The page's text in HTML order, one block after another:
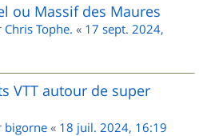
ou Massif des Maures
Chris Tophe. « 17 sept. 2024,
VTT autour de super
bigorne « 18 juil. 2024, 16:19